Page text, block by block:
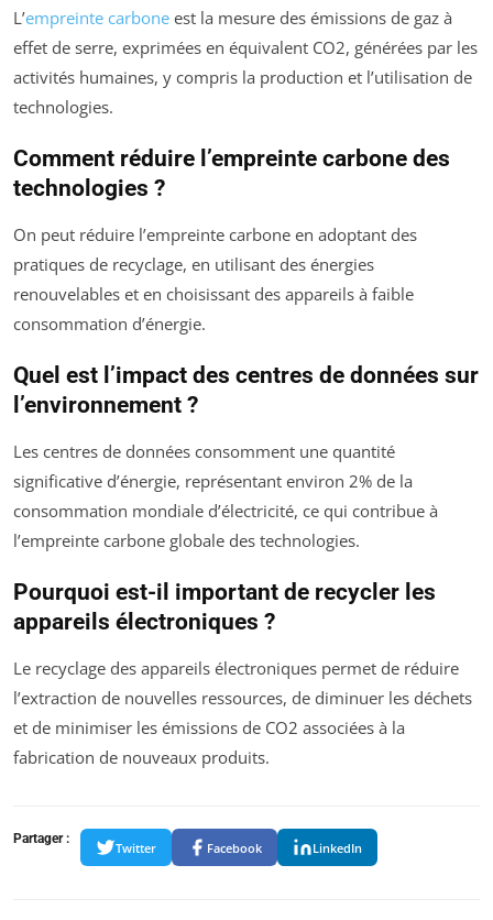
L’empreinte carbone est la mesure des émissions de gaz à
effet de serre, exprimées en équivalent CO2, générées par les
activités humaines, y compris la production et l’utilisation de
technologies.
Comment réduire l’empreinte carbone des
technologies ?
On peut réduire l’empreinte carbone en adoptant des
pratiques de recyclage, en utilisant des énergies
renouvelables et en choisissant des appareils à faible
consommation d’énergie.
Quel est l’impact des centres de données sur
l’environnement ?
Les centres de données consomment une quantité
significative d’énergie, représentant environ 2% de la
consommation mondiale d’électricité, ce qui contribue à
l’empreinte carbone globale des technologies.
Pourquoi est-il important de recycler les
appareils électroniques ?
Le recyclage des appareils électroniques permet de réduire
l’extraction de nouvelles ressources, de diminuer les déchets
et de minimiser les émissions de CO2 associées à la
fabrication de nouveaux produits.
Partager :
Twitter Facebook LinkedIn